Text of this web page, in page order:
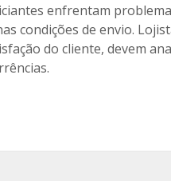
enfrentam
condições de envio.
do cliente, devem